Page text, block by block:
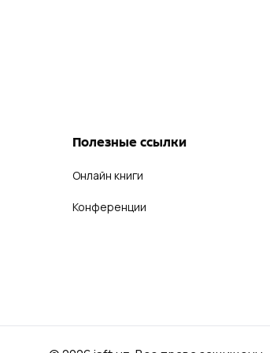
Полезные ссылки
Онлайн книги
Конференции